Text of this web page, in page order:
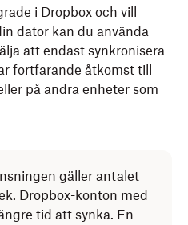
i Dropbox och vill
dator kan du använda
att endast synkronisera
fortfarande åtkomst till
på andra enheter som
gäller antalet
Dropbox-konton med
tid att synka. En